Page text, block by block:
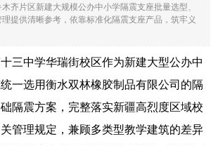
齐片区新建大规模公办中小学隔震支座批量选型、
提供清晰参考，依靠标准化隔震支座产品，筑牢义
三中学华瑞街校区作为新建大型公办中
一选用衡水双林橡胶制品有限公司的隔
隔震方案，完整落实新疆高烈度区域校
管理规定，兼顾多类型教学建筑的差异